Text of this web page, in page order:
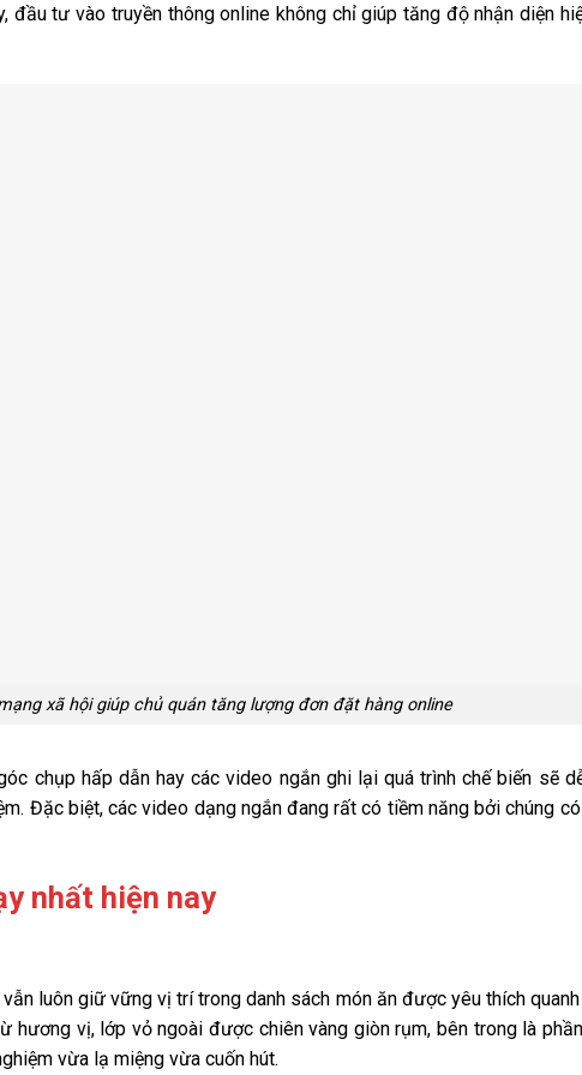
tư vào truyền thông online không chỉ giúp tăng độ nhận diện
xã hội giúp chủ quán tăng lượng đơn đặt hàng online
chụp hấp dẫn hay các video ngắn ghi lại quá trình chế biến sẽ
Đặc biệt, các video dạng ngắn đang rất có tiềm năng bởi chúng
nhất hiện nay
luôn giữ vững vị trí trong danh sách món ăn được yêu thích
hương vị, lớp vỏ ngoài được chiên vàng giòn rụm, bên trong là
vừa lạ miệng vừa cuốn hút.